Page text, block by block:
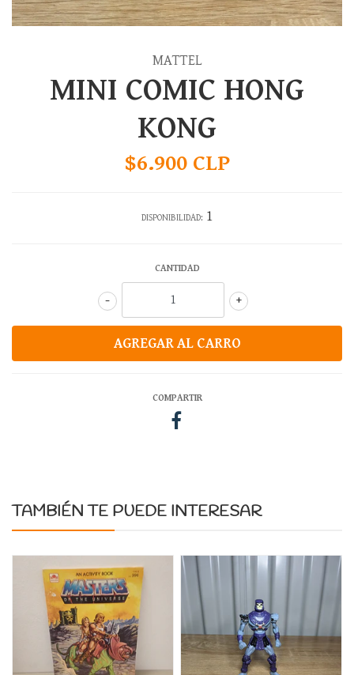
MATTEL
MINI COMIC HONG
KONG
$6.900 CLP
DISPONIBILIDAD: 1
CANTIDAD
+
-
COMPARTIR
TAMBIÉN TE PUEDE INTERESAR